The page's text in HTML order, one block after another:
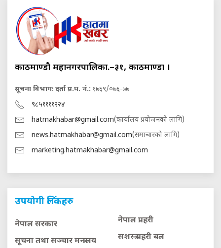
काठमाण्डौ महानगरपालिका.–३१, काठमाण्डौं ।
सूचना विभागः दर्ता प्र.प. नं.: १७६९/०७६-७७
९८५११११२२४
hatmakhabar@gmail.com(कार्यालय प्रयोजनको लागि)
news.hatmakhabar@gmail.com(समाचारको लागि)
marketing.hatmakhabar@gmail.com
उपयोगी लिंकहरु
नेपाल सरकार
सूचना तथा सञ्चार मन्त्रालय
नेपाल प्रहरी
सशस्त्र प्रहरी बल